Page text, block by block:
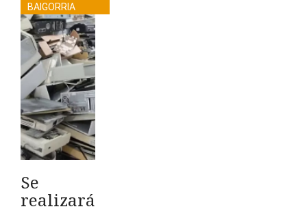
Se
realizará
BAIGORRIA